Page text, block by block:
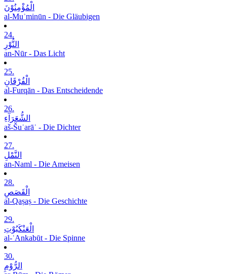
الْمُؤْمِنُوْنَ
al-Muʾminūn - Die Gläubigen
24.
النُّوْرِ
an-Nūr - Das Licht
25.
الْفُرْقَانِ
al-Furqān - Das Entscheidende
26.
الشُّعَرَآءِ
aš-Šuʿarāʾ - Die Dichter
27.
النَّمْلِ
an-Naml - Die Ameisen
28.
الْقَصَصِ
al-Qaṣaṣ - Die Geschichte
29.
الْعَنْکَبُوْتِ
al-ʿAnkabūt - Die Spinne
30.
الرُّوْمِ